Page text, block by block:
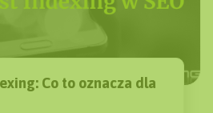
Co to oznacza dla